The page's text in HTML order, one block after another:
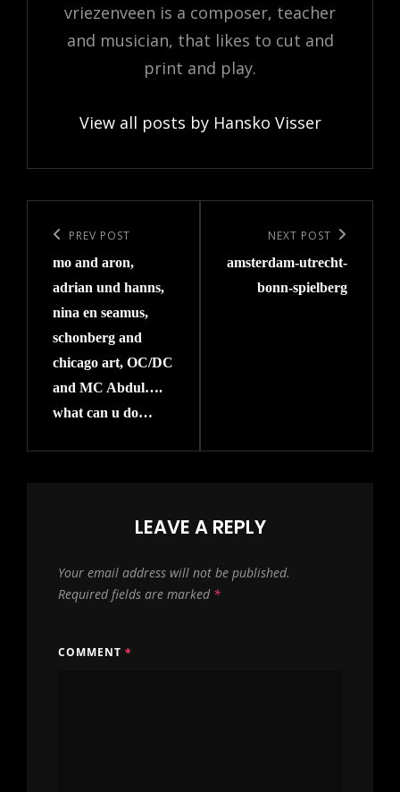
vriezenveen is a composer, teacher
and musician, that likes to cut and
print and play.
View all posts by Hansko Visser
navigation
Previous
Post
PREV POST
mo and aron,
adrian und hanns,
nina en seamus,
schonberg and
chicago art, OC/DC
and MC Abdul….
what can u do…
Post
NEXT POST
amsterdam-utrecht-
bonn-spielberg
LEAVE A REPLY
Your email address will not be published.
Required fields are marked *
COMMENT *